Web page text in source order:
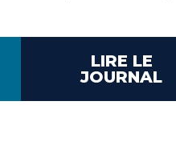
LIRE LE
JOURNAL